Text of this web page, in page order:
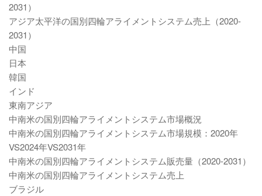
2031）
アジア太平洋の国別四輪アライメントシステム売上（2020-
2031）
中国
日本
韓国
インド
東南アジア
中南米の国別四輪アライメントシステム市場概況
中南米の国別四輪アライメントシステム市場規模：2020年
VS2024年VS2031年
中南米の国別四輪アライメントシステム販売量（2020-2031）
中南米の国別四輪アライメントシステム売上
ブラジル